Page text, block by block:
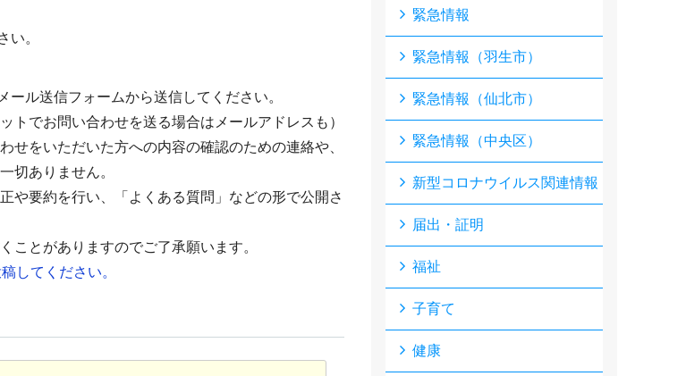
い。
ル送信フォームから送信してください。
トでお問い合わせを送る場合はメールアドレスも）
せをいただいた方への内容の確認のための連絡や、
切ありません。
や要約を行い、「よくある質問」などの形で公開さ
ことがありますのでご了承願います。
してください。
緊急情報
緊急情報（羽生市）
緊急情報（仙北市）
緊急情報（中央区）
新型コロナウイルス関連情報
届出・証明
福祉
子育て
健康